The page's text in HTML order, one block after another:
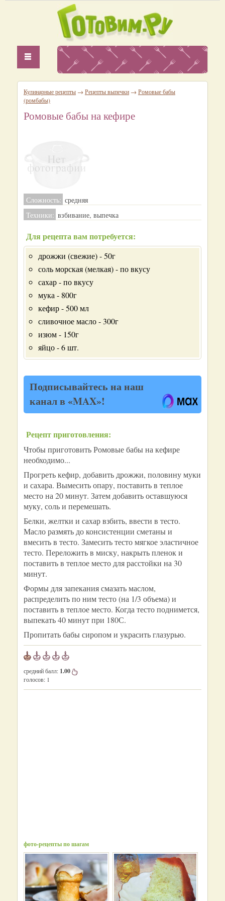
Кулинарные рецепты → Рецепты выпечки → Ромовые бабы
(ромбабы)
Ромовые бабы на кефире
Сложность: средняя
Техники: взбивание, выпечка
Для рецепта вам потребуется:
дрожжи (свежие) - 50г
соль морская (мелкая) - по вкусу
сахар - по вкусу
мука - 800г
кефир - 500 мл
сливочное масло - 300г
изюм - 150г
яйцо - 6 шт.
Подписывайтесь на наш
канал в «MAX»!
Рецепт приготовления:
Чтобы приготовить Ромовые бабы на кефире
необходимо...
Прогреть кефир, добавить дрожжи, половину муки
и сахара. Вымесить опару, поставить в теплое
место на 20 минут. Затем добавить оставшуюся
муку, соль и перемешать.
Белки, желтки и сахар взбить, ввести в тесто.
Масло размять до консистенции сметаны и
вмесить в тесто. Замесить тесто мягкое эластичное
тесто. Переложить в миску, накрыть пленок и
поставить в теплое место для расстойки на 30
минут.
Формы для запекания смазать маслом,
распределить по ним тесто (на 1/3 объема) и
поставить в теплое место. Когда тесто поднимется,
выпекать 40 минут при 180С.
Пропитать бабы сиропом и украсить глазурью.
средний балл: 1.00
голосов: 1
фото-рецепты по шагам